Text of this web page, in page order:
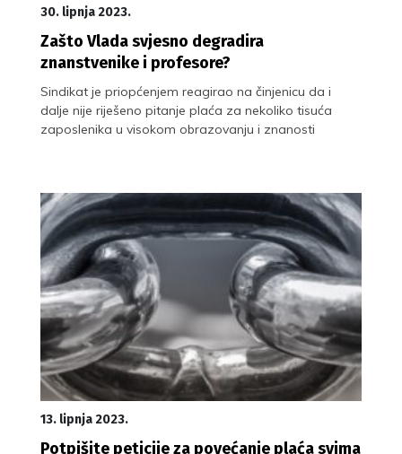
30. lipnja 2023.
Zašto Vlada svjesno degradira
znanstvenike i profesore?
Sindikat je priopćenjem reagirao na činjenicu da i
dalje nije riješeno pitanje plaća za nekoliko tisuća
zaposlenika u visokom obrazovanju i znanosti
13. lipnja 2023.
Potpišite peticije za povećanje plaća svima